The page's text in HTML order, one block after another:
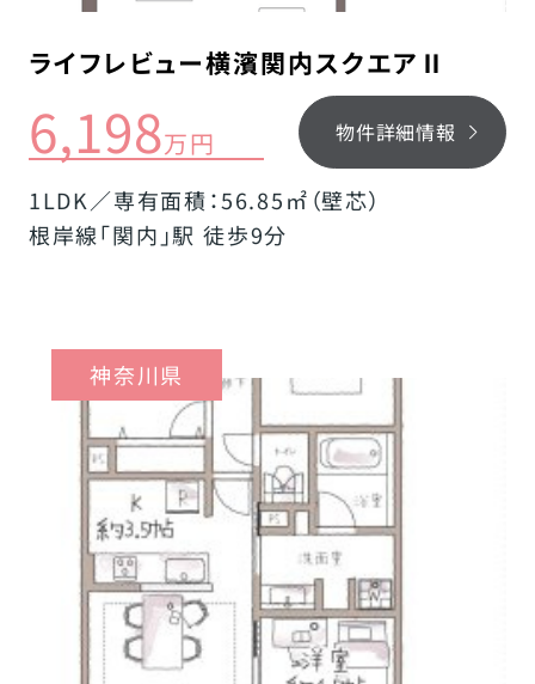
ライフレビュー横濱関内スクエアⅡ
6,198万円 物件詳細情報
1LDK／専有面積：56.85㎡（壁芯）
根岸線「関内」駅 徒歩9分
神奈川県